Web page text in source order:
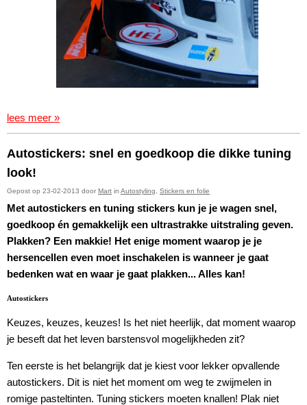
lees meer »
Autostickers: snel en goedkoop die dikke tuning
look!
Gepost op 23-02-2013 door Mart in Autostyling Stickers en folie
Met autostickers en tuning stickers kun je je wagen snel,
goedkoop én gemakkelijk een ultrastrakke uitstraling geven.
Plakken? Een makkie! Het enige moment waarop je je
hersencellen even moet inschakelen is wanneer je gaat
bedenken wat en waar je gaat plakken... Alles kan!
Autostickers
Keuzes, keuzes, keuzes! Is het niet heerlijk, dat moment waarop
je beseft dat het leven barstensvol mogelijkheden zit?
Ten eerste is het belangrijk dat je kiest voor lekker opvallende
autostickers. Dit is niet het moment om weg te zwijmelen in
romige pasteltinten. Tuning stickers moeten knallen! Plak niet